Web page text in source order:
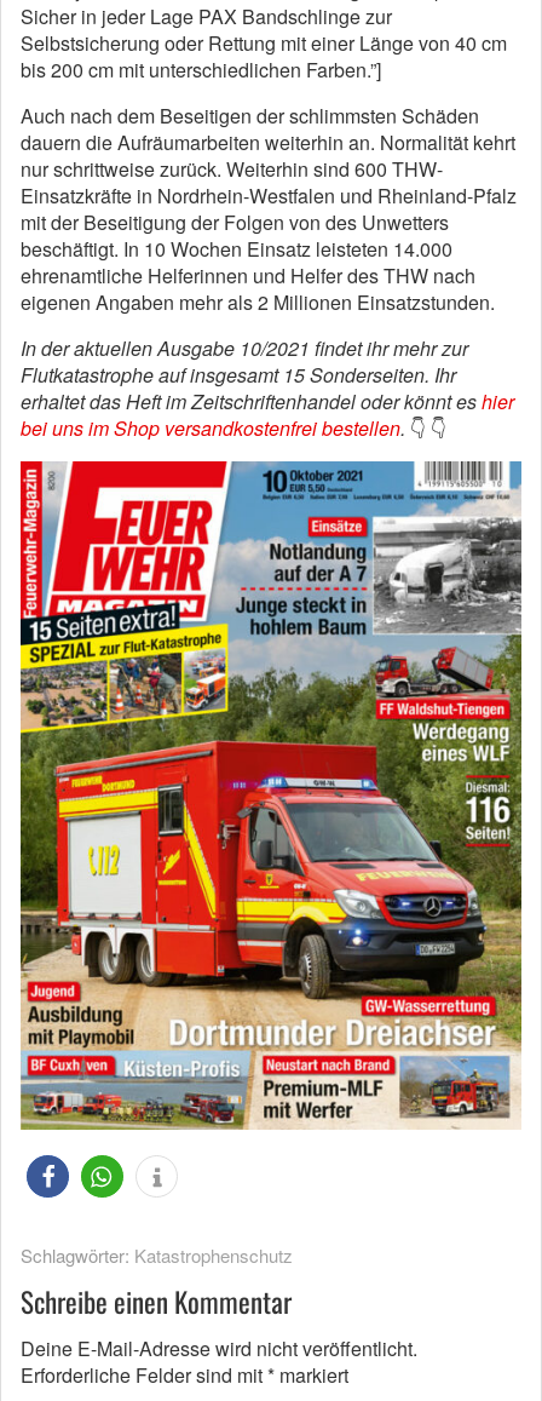
Sicher in jeder Lage PAX Bandschlinge zur
Selbstsicherung oder Rettung mit einer Länge von 40 cm
bis 200 cm mit unterschiedlichen Farben.”]
Auch nach dem Beseitigen der schlimmsten Schäden
dauern die Aufräumarbeiten weiterhin an. Normalität kehrt
nur schrittweise zurück. Weiterhin sind 600 THW-
Einsatzkräfte in Nordrhein-Westfalen und Rheinland-Pfalz
mit der Beseitigung der Folgen von des Unwetters
beschäftigt. In 10 Wochen Einsatz leisteten 14.000
ehrenamtliche Helferinnen und Helfer des THW nach
eigenen Angaben mehr als 2 Millionen Einsatzstunden.
In der aktuellen Ausgabe 10/2021 findet ihr mehr zur
Flutkatastrophe auf insgesamt 15 Sonderseiten. Ihr
erhaltet das Heft im Zeitschriftenhandel oder könnt eshier
bei uns im Shop versandkostenfrei bestellen. 👇 👇
Schlagwörter: Katastrophenschutz
Schreibe einen Kommentar
Deine E-Mail-Adresse wird nicht veröffentlicht.
Erforderliche Felder sind mit* markiert